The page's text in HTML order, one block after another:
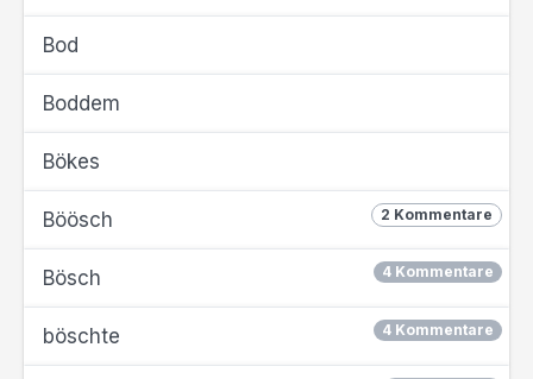
Bod
Boddem
Bökes
2 Kommentare
Böösch
4 Kommentare
Bösch
4 Kommentare
böschte